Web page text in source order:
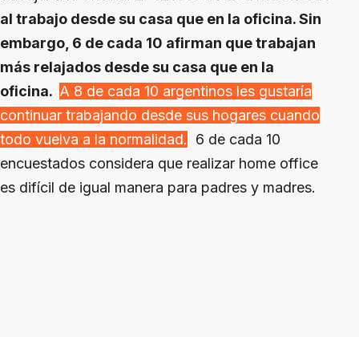
al trabajo desde su casa que en la oficina. Sin
embargo, 6 de cada 10 afirman que trabajan
más relajados desde su casa que en la
oficina. A 8 de cada 10 argentinos les gustaría
continuar trabajando desde sus hogares cuando
todo vuelva a la normalidad. 6 de cada 10
encuestados considera que realizar home office
es difícil de igual manera para padres y madres.